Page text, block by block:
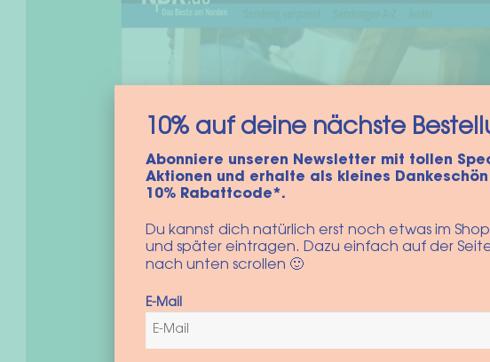
10% auf deine nächste
Abonniere unseren Newsletter mit tollen
Aktionen und erhalte als kleines
10% Rabattcode*.
Du kannst dich natürlich erst noch etwas im
und später eintragen. Dazu einfach auf der
nach unten scrollen 🙂
E-Mail